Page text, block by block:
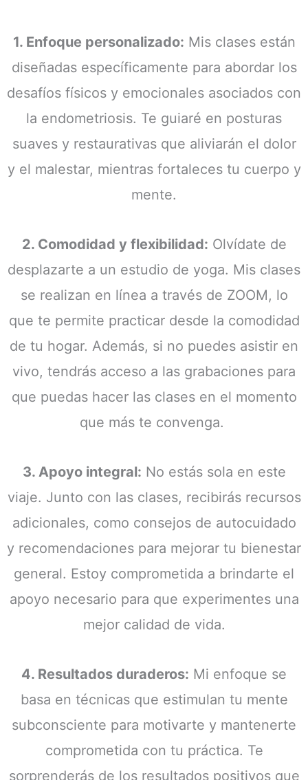
1. Enfoque personalizado: Mis clases están
diseñadas específicamente para abordar los
desafíos físicos y emocionales asociados con
la endometriosis. Te guiaré en posturas
suaves y restaurativas que aliviarán el dolor
y el malestar, mientras fortaleces tu cuerpo y
mente.
2. Comodidad y flexibilidad: Olvídate de
desplazarte a un estudio de yoga. Mis clases
se realizan en línea a través de ZOOM, lo
que te permite practicar desde la comodidad
de tu hogar. Además, si no puedes asistir en
vivo, tendrás acceso a las grabaciones para
que puedas hacer las clases en el momento
que más te convenga.
3. Apoyo integral: No estás sola en este
viaje. Junto con las clases, recibirás recursos
adicionales, como consejos de autocuidado
y recomendaciones para mejorar tu bienestar
general. Estoy comprometida a brindarte el
apoyo necesario para que experimentes una
mejor calidad de vida.
4. Resultados duraderos: Mi enfoque se
basa en técnicas que estimulan tu mente
subconsciente para motivarte y mantenerte
comprometida con tu práctica. Te
sorprenderás de los resultados positivos que